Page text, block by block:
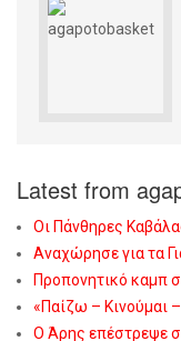
Latest from
Οι Πάνθηρες
Αναχώρησε για τα
Προπονητικό καμπ
«Παίζω – Κινούμαι
Ο Άρης επέστρεψε